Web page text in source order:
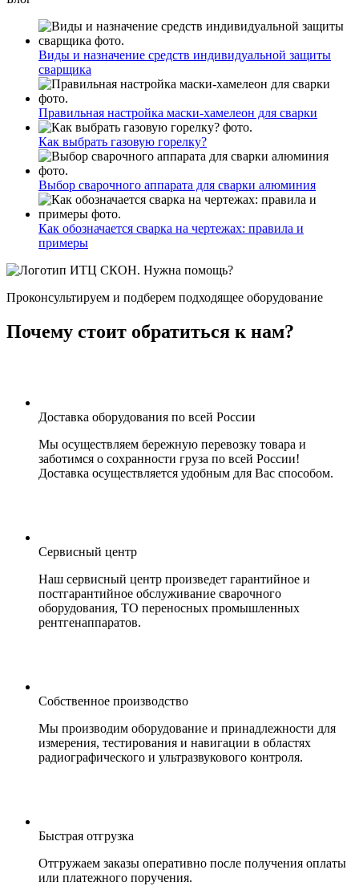
Виды и назначение средств индивидуальной защиты
сварщика
Правильная настройка маски-хамелеон для сварки
Как выбрать газовую горелку?
Выбор сварочного аппарата для сварки алюминия
Как обозначается сварка на чертежах: правила и
примеры
Нужна помощь?
Проконсультируем и подберем подходящее оборудование
Почему стоит обратиться к нам?
Доставка оборудования по всей России
Мы осуществляем бережную перевозку товара и
заботимся о сохранности груза по всей России!
Доставка осуществляется удобным для Вас способом.
Сервисный центр
Наш сервисный центр произведет гарантийное и
постгарантийное обслуживание сварочного
оборудования, ТО переносных промышленных
рентгенаппаратов.
Собственное производство
Мы производим оборудование и принадлежности для
измерения, тестирования и навигации в областях
радиографического и ультразвукового контроля.
Быстрая отгрузка
Отгружаем заказы оперативно после получения оплаты
или платежного поручения.